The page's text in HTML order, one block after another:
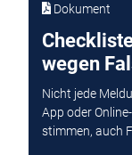
Dokument
wegen
Nicht jede
App oder
stimmen, auch